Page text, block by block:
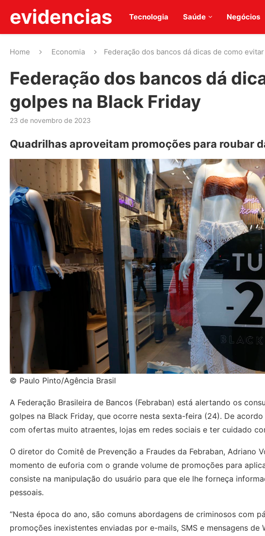
evidencias Tecnologia Saúde Negócios
Home Economia Federação dos bancos dá dicas de como
Federação dos bancos dá
golpes na Black Friday
23 de novembro de 2023
Quadrilhas aproveitam promoções para roubar
© Paulo Pinto/Agência Brasil
A Federação Brasileira de Bancos (Febraban) está alertando os
golpes na Black Friday, que ocorre nesta sexta-feira (24). De
com ofertas muito atraentes, lojas em redes sociais e ter cuidado
O diretor do Comitê de Prevenção a Fraudes da Febraban, Adriano
momento de euforia com o grande volume de promoções para
consiste na manipulação do usuário para que ele lhe forneça
pessoais.
“Nesta época do ano, são comuns abordagens de criminosos com
promoções inexistentes enviadas por e-mails, SMS e mensagens